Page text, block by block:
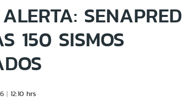
SENAPRED
150 SISMOS
12:10 hrs